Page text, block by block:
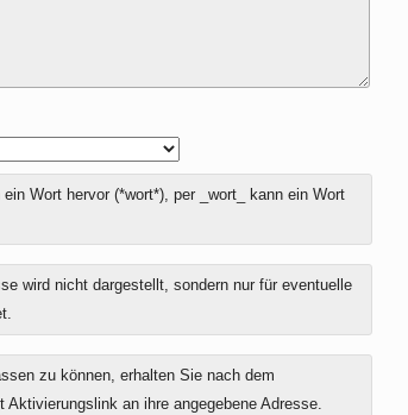
Wort hervor (*wort*), per _wort_ kann ein Wort
wird nicht dargestellt, sondern nur für eventuelle
zu können, erhalten Sie nach dem
Aktivierungslink an ihre angegebene Adresse.